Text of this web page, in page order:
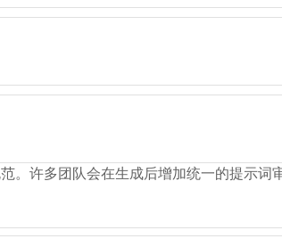
。许多团队会在生成后增加统一的提示词